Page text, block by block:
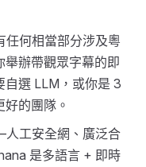
任何相當部分涉及粵
辦帶觀眾字幕的即
自選 LLM，或你是 3
的團隊。
工安全網、廣泛合
是多語言 + 即時